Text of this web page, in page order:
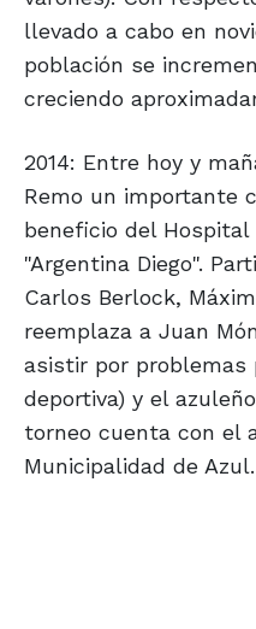
llevado a cabo en
población se
creciendo
2014: Entre hoy y
Remo un importante
beneficio del
"Argentina Diego".
Carlos Berlock,
reemplaza a Juan
asistir por problemas
deportiva) y el
torneo cuenta con el
Municipalidad de Azul.